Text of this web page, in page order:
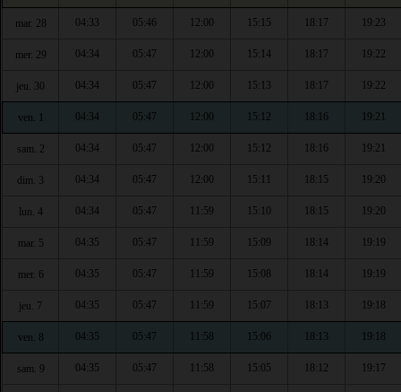
mar. 28 04:33 05:46 12:00 15:15 18:17 19:23
mer. 29 04:34 05:47 12:00 15:14 18:17 19:22
jeu. 30 04:34 05:47 12:00 15:13 18:17 19:22
ven. 1 04:34 05:47 12:00 15:12 18:16 19:21
sam. 2 04:34 05:47 12:00 15:12 18:16 19:21
dim. 3 04:34 05:47 12:00 15:11 18:15 19:20
lun. 4 04:34 05:47 11:59 15:10 18:15 19:20
mar. 5 04:35 05:47 11:59 15:09 18:14 19:19
mer. 6 04:35 05:47 11:59 15:08 18:14 19:19
jeu. 7 04:35 05:47 11:59 15:07 18:13 19:18
ven. 8 04:35 05:47 11:58 15:06 18:13 19:18
sam. 9 04:35 05:47 11:58 15:05 18:12 19:17